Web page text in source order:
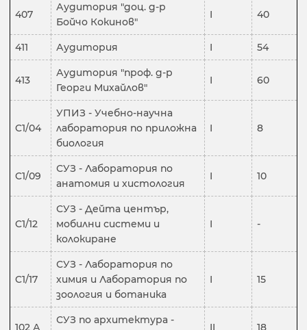
407
Аудитория "доц. д-р
Бойчо Кокинов"
I 40
411 Аудитория I 54
413
Аудитория "проф. д-р
Георги Михайлов"
I 60
C1/04
УПИЗ - Учебно-научна
лаборатория по приложна
биология
I 8
C1/09
СУЗ - Лаборатория по
анатомия и хистология
I 10
C1/12
СУЗ - Дейта център,
мобилни системи и
колокиране
I -
C1/17
СУЗ - Лаборатория по
химия и Лаборатория по
зоология и ботаника
I 15
102 А
СУЗ по архитектура -
II 18